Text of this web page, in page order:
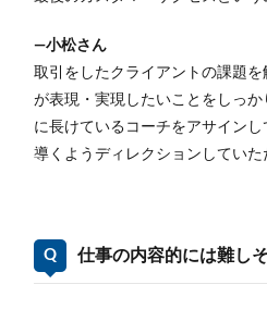
―小松さん
取引をしたクライアントの課題
が表現・実現したいことをしっ
に長けているコーチをアサイン
導くようディレクションしていた
仕事の内容的には難し